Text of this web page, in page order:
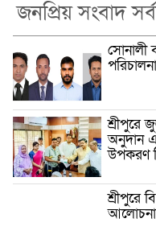
জনপ্রিয় সংবাদ
সোনালী
শ্রীপুরে
অনুদান
উপকরণ
শ্রীপুরে
আলোচনা